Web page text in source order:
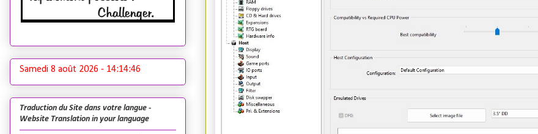
Samedi 8 août 2026 - 14:14:47
Traduction du Site dans votre langue -
Website Translation in your language